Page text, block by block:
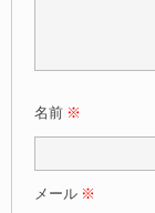
名前 ※
メール ※